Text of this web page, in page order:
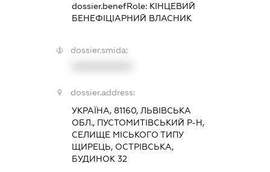
dossier.benefRole: КІНЦЕВИЙ
БЕНЕФІЦІАРНИЙ ВЛАСНИК
dossier.smida:
dossier.address:
УКРАЇНА, 81160, ЛЬВІВСЬКА
ОБЛ., ПУСТОМИТІВСЬКИЙ Р-Н,
СЕЛИЩЕ МІСЬКОГО ТИПУ
ЩИРЕЦЬ, ОСТРІВСЬКА,
БУДИНОК 32